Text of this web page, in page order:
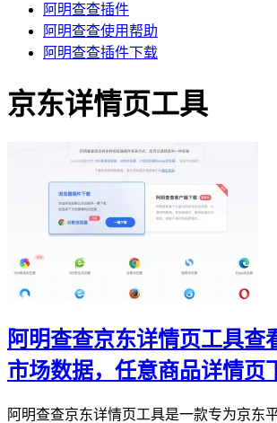
阿明查查插件
阿明查查使用帮助
阿明查查插件下载
京东详情页工具
阿明查查京东详情页工具查
市场数据，任意商品详情页
阿明查查京东详情页工具是一款专为京东